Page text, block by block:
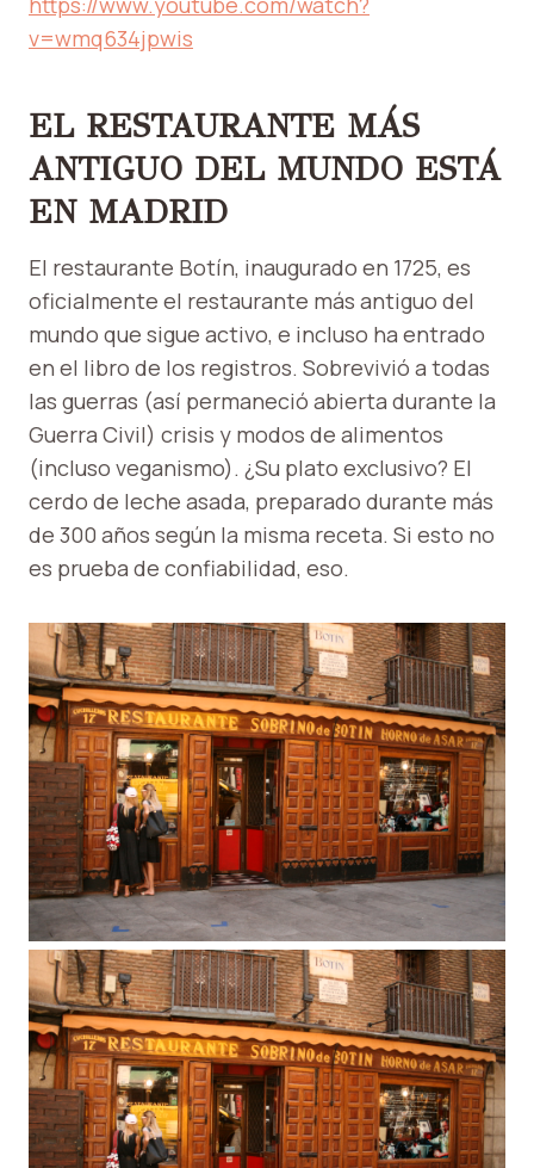
v=wmq634jpwis
EL RESTAURANTE MÁS
ANTIGUO DEL MUNDO ESTÁ
EN MADRID
El restaurante Botín, inaugurado en 1725, es
oficialmente el restaurante más antiguo del
mundo que sigue activo, e incluso ha entrado
en el libro de los registros. Sobrevivió a todas
las guerras (así permaneció abierta durante la
Guerra Civil) crisis y modos de alimentos
(incluso veganismo). ¿Su plato exclusivo? El
cerdo de leche asada, preparado durante más
de 300 años según la misma receta. Si esto no
es prueba de confiabilidad, eso.